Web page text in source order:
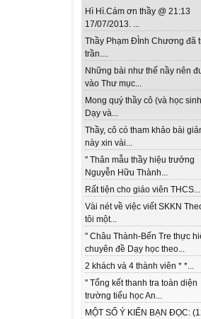
Hì Hì.Cám ơn thầy @ 21:13
17/07/2013. ...
Thầy Phạm ĐÌnh Chương đã
trần....
Những bài như thế nầy nên
vào Thư mục...
Mong quý thầy cô (và học
Dạy và...
Thầy, cô có tham khảo bài
này xin vài...
" Thân mẫu thầy hiệu trưởng
Nguyễn Hữu Thành...
Rất tiện cho giáo viên
Vài nét về việc viết SKKN
tôi một...
" Châu Thành-Bến Tre thực
chuyên đề Dạy học theo...
2 khách và 4 thành viên * *...
" Tổng kết thanh tra toàn diện
trường tiểu học An...
MỘT SỐ Ý KIẾN BẠN ĐỌC: